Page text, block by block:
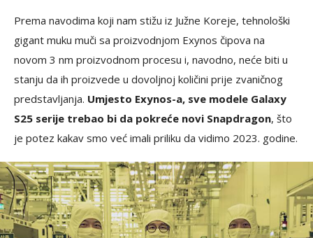
Prema navodima koji nam stižu iz Južne Koreje, tehnološki
gigant muku muči sa proizvodnjom Exynos čipova na
novom 3 nm proizvodnom procesu i, navodno, neće biti u
stanju da ih proizvede u dovoljnoj količini prije zvaničnog
predstavljanja. Umjesto Exynos-a, sve modele Galaxy
S25 serije trebao bi da pokreće novi Snapdragon, što
je potez kakav smo već imali priliku da vidimo 2023. godine.